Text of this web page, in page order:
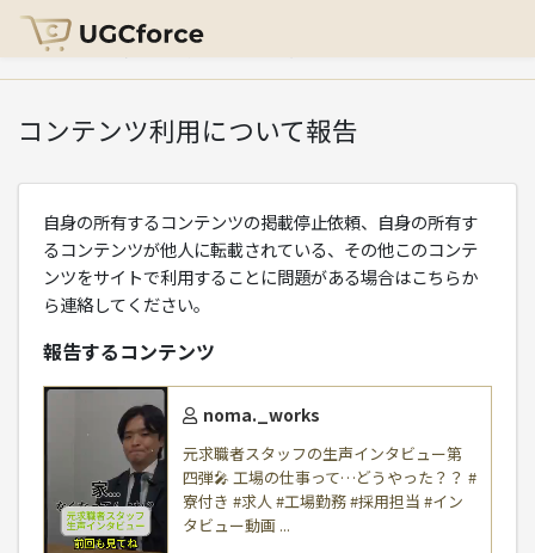
HOME > コンテンツ利用について報告
コンテンツ利用について報告
自身の所有するコンテンツの掲載停止依頼、自身の所有す
るコンテンツが他人に転載されている、その他このコンテ
ンツをサイトで利用することに問題がある場合はこちらか
ら連絡してください。
報告するコンテンツ
noma._works
元求職者スタッフの生声インタビュー第
四弾🎤 工場の仕事って…どうやった？？ #
寮付き #求人 #工場勤務 #採用担当 #イン
タビュー動画 ...